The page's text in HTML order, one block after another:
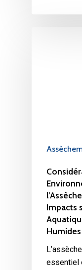
Impacts
Humides
essentiel